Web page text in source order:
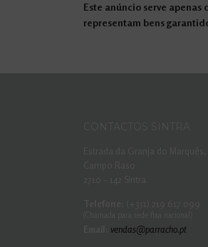
Este anúncio serve
representam bens
vendas@parracho.pt